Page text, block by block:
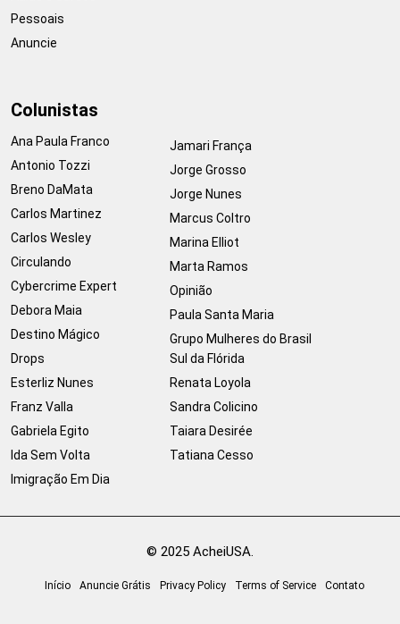
Pessoais
Anuncie
Colunistas
Ana Paula Franco
Antonio Tozzi
Breno DaMata
Carlos Martinez
Carlos Wesley
Circulando
Cybercrime Expert
Debora Maia
Destino Mágico
Drops
Esterliz Nunes
Franz Valla
Gabriela Egito
Ida Sem Volta
Imigração Em Dia
Jamari França
Jorge Grosso
Jorge Nunes
Marcus Coltro
Marina Elliot
Marta Ramos
Opinião
Paula Santa Maria
Grupo Mulheres do Brasil
Sul da Flórida
Renata Loyola
Sandra Colicino
Taiara Desirée
Tatiana Cesso
© 2025 AcheiUSA.
Início Anuncie Grátis Privacy Policy Terms of Service Contato